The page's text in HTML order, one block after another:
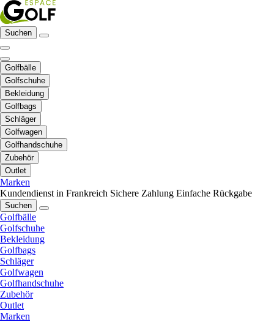
Suchen
Golfbälle
Golfschuhe
Bekleidung
Golfbags
Schläger
Golfwagen
Golfhandschuhe
Zubehör
Outlet
Marken
Kundendienst in Frankreich Sichere Zahlung Einfache Rückgabe
Suchen
Golfbälle
Golfschuhe
Bekleidung
Golfbags
Schläger
Golfwagen
Golfhandschuhe
Zubehör
Outlet
Marken